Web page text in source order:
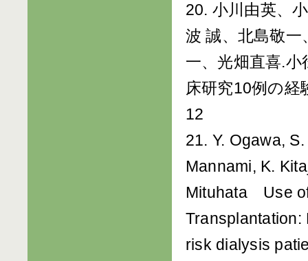
20. 小川由英、
波 誠、北島敬一
一、光畑直喜.
床研究10例の経
12
21. Y. Ogawa,
Mannami, K.
Mituhata Use
Transplantation:
risk dialysis